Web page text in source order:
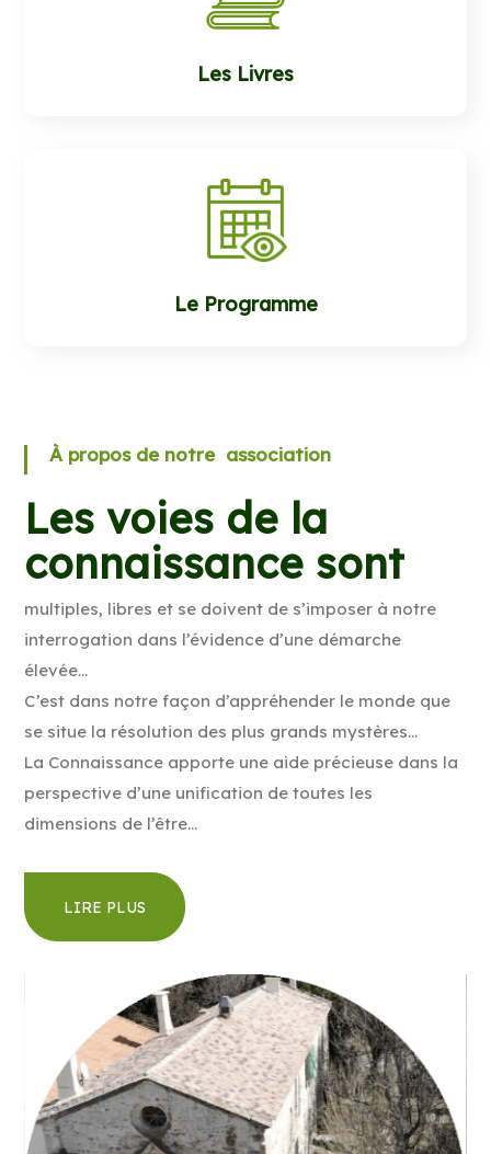
Les Livres
Le Programme
À propos de notre association
Les voies de la
connaissance sont
multiples, libres et se doivent de s’imposer à notre
interrogation dans l’évidence d’une démarche
élevée…
C’est dans notre façon d’appréhender le monde que
se situe la résolution des plus grands mystères…
La Connaissance apporte une aide précieuse dans la
perspective d’une unification de toutes les
dimensions de l’être…
LIRE PLUS